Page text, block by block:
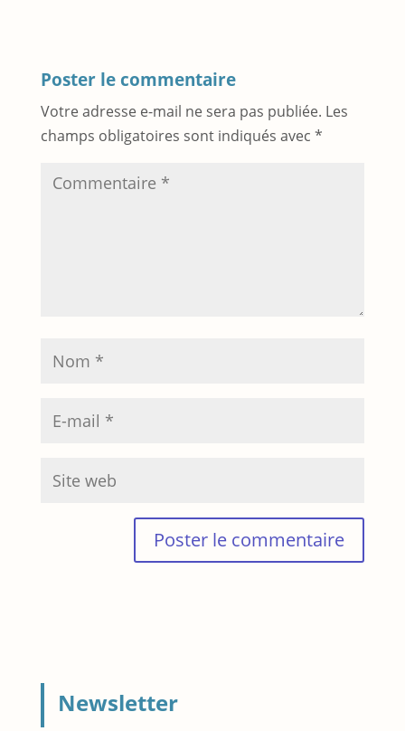
Poster le commentaire
Votre adresse e-mail ne sera pas publiée. Les
champs obligatoires sont indiqués avec *
Newsletter